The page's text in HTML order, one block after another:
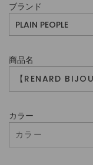
ブランド
商品名
カラー